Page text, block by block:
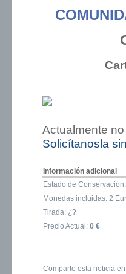
Actualmente
Solicítanosla
Información adicional
Estado de
Monedas incluidas: 2
Tirada: ¿?
Precio Actual: 0 €
Comparte esta noticia